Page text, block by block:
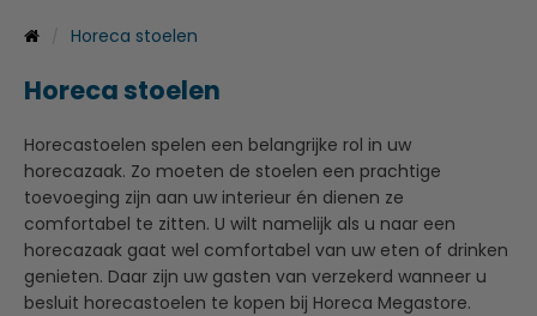
Horeca stoelen
Horeca stoelen
Horecastoelen spelen een belangrijke rol in uw
horecazaak. Zo moeten de stoelen een prachtige
toevoeging zijn aan uw interieur én dienen ze
comfortabel te zitten. U wilt namelijk als u naar een
horecazaak gaat wel comfortabel van uw eten of drinken
genieten. Daar zijn uw gasten van verzekerd wanneer u
besluit horecastoelen te kopen bij Horeca Megastore.